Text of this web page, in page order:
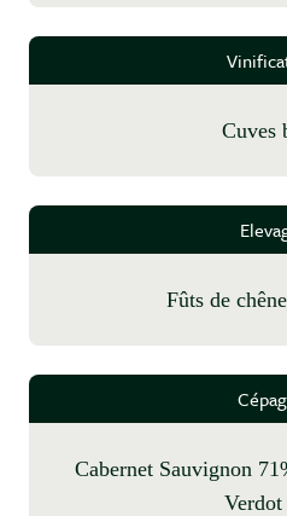
cuves
fûts de
Cabernet Sauvignon 71%, Merlot 24%, Petit
Verdot